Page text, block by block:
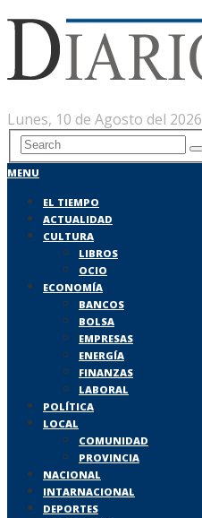
Lunes, 10 de Agosto del 2026
MENU
EL TIEMPO
ACTUALIDAD
CULTURA
LIBROS
OCIO
ECONOMÍA
BANCOS
BOLSA
EMPRESAS
ENERGÍA
FINANZAS
LABORAL
POLÍTICA
LOCAL
COMUNIDAD
PROVINCIA
NACIONAL
INTARNACIONAL
DEPORTES